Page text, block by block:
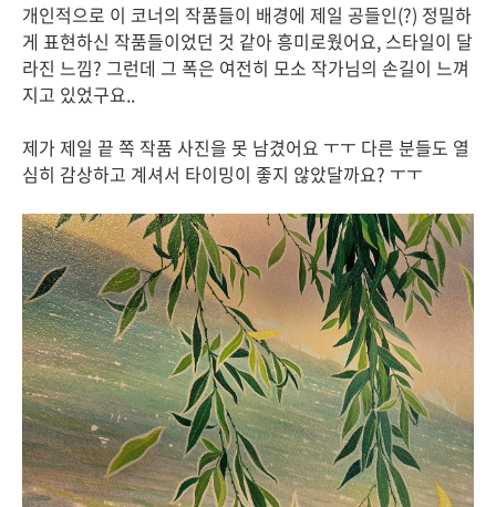
개인적으로 이 코너의 작품들이 배경에 제일 공들인(?) 정밀하
게 표현하신 작품들이었던 것 같아 흥미로웠어요, 스타일이 달
라진 느낌? 그런데 그 폭은 여전히 모소 작가님의 손길이 느껴
지고 있었구요..
제가 제일 끝 쪽 작품 사진을 못 남겼어요 ㅜㅜ 다른 분들도 열
심히 감상하고 계셔서 타이밍이 좋지 않았달까요? ㅜㅜ